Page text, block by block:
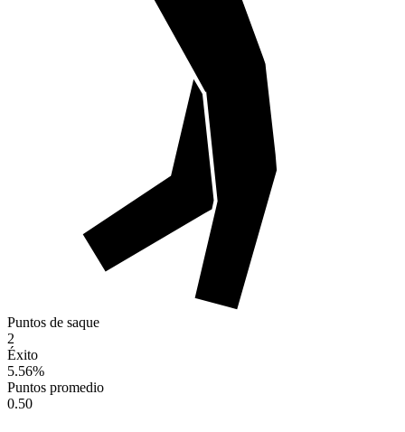
Puntos de saque
2
Éxito
5.56%
Puntos promedio
0.50